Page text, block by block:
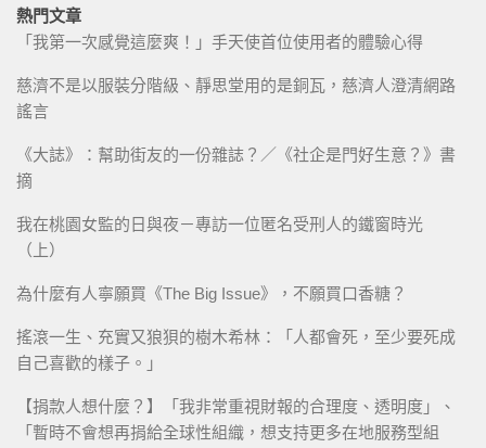
熱門文章
「我第一次感覺這麼爽！」手天使首位使用者的體驗心得
慈濟不是以服裝分階級、靜思堂用的是銅瓦，慈濟人澄清網路
謠言
《大誌》：幫助街友的一份雜誌？／《社企是門好生意？》書
摘
我在桃園女監的日與夜－專訪一位匿名受刑人的鐵窗時光
（上）
為什麼有人寧願買《The Big Issue》，不願買口香糖？
搖滾一生、充實又狼狽的樹木希林：「人都會死，至少要死成
自己喜歡的樣子。」
【捐款人想什麼？】「我非常重視財報的合理度、透明度」、
「暫時不會想再捐給全球性組織，想支持更多在地服務型組